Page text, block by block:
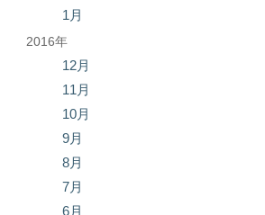
1月
2016年
12月
11月
10月
9月
8月
7月
6月